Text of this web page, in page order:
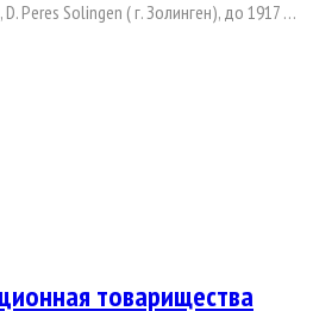
Peres Solingen ( г. Золинген), до 1917 …
товарищества